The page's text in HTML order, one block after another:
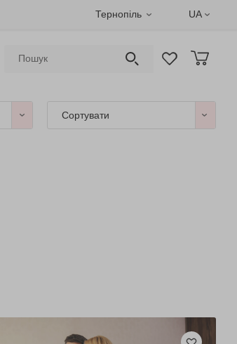
Тернопіль UA
Сортувати